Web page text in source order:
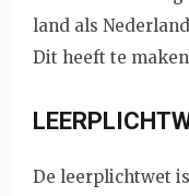
land als
Dit heeft te
De leerplichtwet